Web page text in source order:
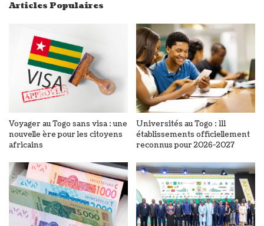
Articles Populaires
Voyager au Togo sans visa : une
nouvelle ère pour les citoyens
africains
Universités au Togo : 111
établissements officiellement
reconnus pour 2026-2027